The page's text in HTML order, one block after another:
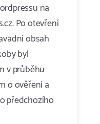
na
Po otevření
obsah
byl
v průběhu
o ověření a
předchozího